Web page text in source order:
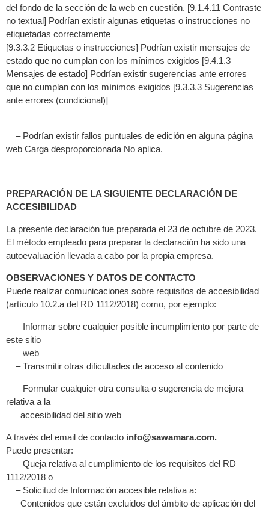
del fondo de la sección de la web en cuestión. [9.1.4.11 Contraste
no textual] Podrían existir algunas etiquetas o instrucciones no
etiquetadas correctamente
[9.3.3.2 Etiquetas o instrucciones] Podrían existir mensajes de
estado que no cumplan con los mínimos exigidos [9.4.1.3
Mensajes de estado] Podrían existir sugerencias ante errores
que no cumplan con los mínimos exigidos [9.3.3.3 Sugerencias
ante errores (condicional)]
– Podrían existir fallos puntuales de edición en alguna página
web Carga desproporcionada No aplica.
PREPARACIÓN DE LA SIGUIENTE DECLARACIÓN DE
ACCESIBILIDAD
La presente declaración fue preparada el 23 de octubre de 2023.
El método empleado para preparar la declaración ha sido una
autoevaluación llevada a cabo por la propia empresa.
OBSERVACIONES Y DATOS DE CONTACTO
Puede realizar comunicaciones sobre requisitos de accesibilidad
(artículo 10.2.a del RD 1112/2018) como, por ejemplo:
– Informar sobre cualquier posible incumplimiento por parte de
este sitio
web
– Transmitir otras dificultades de acceso al contenido
– Formular cualquier otra consulta o sugerencia de mejora
relativa a la
accesibilidad del sitio web
A través del email de contacto info@sawamara.com.
Puede presentar:
– Queja relativa al cumplimiento de los requisitos del RD
1112/2018 o
– Solicitud de Información accesible relativa a:
Contenidos que están excluidos del ámbito de aplicación del